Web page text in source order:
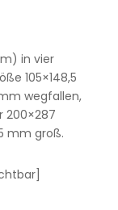
in vier
105×148,5
wegfallen,
200×287
mm groß.